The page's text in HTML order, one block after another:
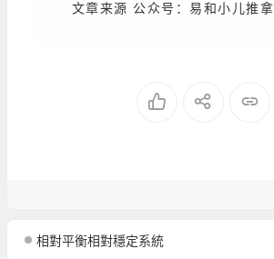
文章来源 公众号：易和小儿推拿
相對平衡相對穩定系統